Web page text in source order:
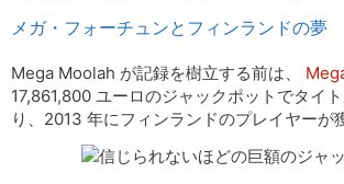
メガ・フォーチュンとフィンランドの夢
Mega Moolah が記録を樹立する前は、
17,861,800 ユーロのジャックポットでタイ
り、2013 年にフィンランドのプレイヤーが